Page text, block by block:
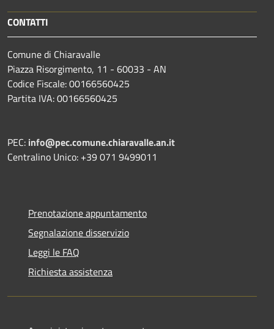
CONTATTI
Comune di Chiaravalle
Piazza Risorgimento, 11 - 60033 - AN
Codice Fiscale: 00166560425
Partita IVA: 00166560425
PEC: info@pec.comune.chiaravalle.an.it
Centralino Unico: +39 071 9499011
Prenotazione appuntamento
Segnalazione disservizio
Leggi le FAQ
Richiesta assistenza